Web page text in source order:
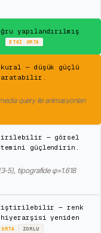
yapılandırılmış
ETKI ORTA
kural — düşük güçlü
query ile animasyonları
— görsel
güçlendirin.
(3-5), tipografide φ=1.618
— renk
yeniden
ORTA ZORLU